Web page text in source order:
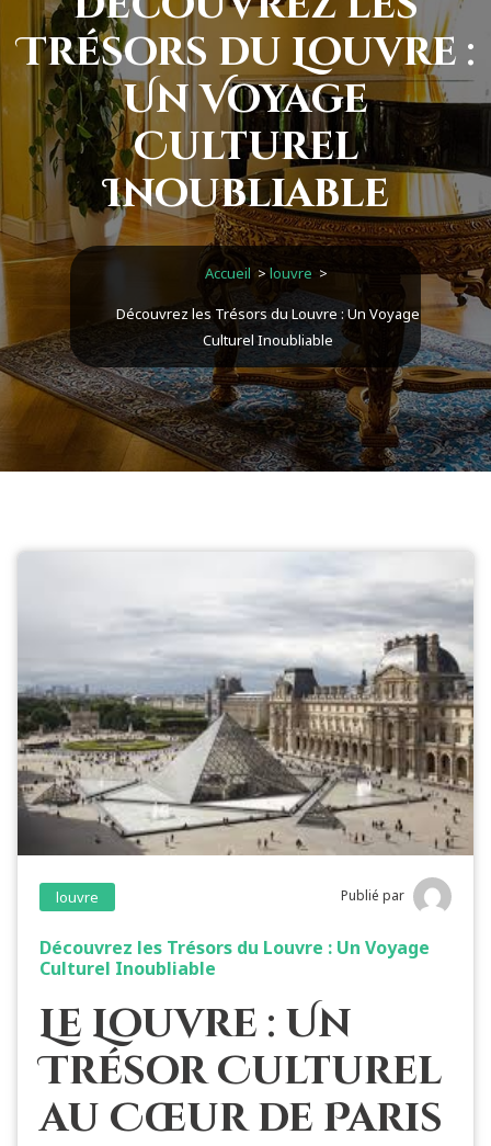
Trésors du Louvre :
Un Voyage
Culturel
Inoubliable
Accueil > louvre >
Découvrez les Trésors du Louvre : Un Voyage
Culturel Inoubliable
louvre Publié par
Découvrez les Trésors du Louvre : Un Voyage
Culturel Inoubliable
Le Louvre : Un
Trésor Culturel
au Cœur de Paris